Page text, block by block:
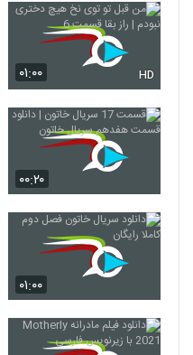
۰۱:۰۰ HD
۰۰:۲۰
۰۱:۰۰